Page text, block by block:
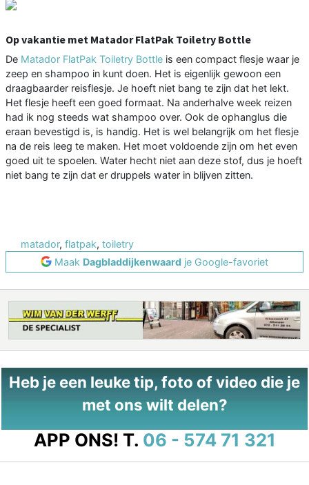
Op vakantie met Matador FlatPak Toiletry Bottle
De Matador FlatPak Toiletry Bottle is een compact flesje waar je
zeep en shampoo in kunt doen. Het is eigenlijk gewoon een
draagbaarder reisflesje. Je hoeft niet bang te zijn dat het lekt.
Het flesje heeft een goed formaat. Na anderhalve week reizen
had ik nog steeds wat shampoo over. Ook de ophanglus die
eraan bevestigd is, is handig. Het is wel belangrijk om het flesje
na de reis leeg te maken. Het moet voldoende zijn om het even
goed uit te spoelen. Water hecht niet aan deze stof, dus je hoeft
niet bang te zijn dat er druppels water in blijven zitten.
matador, flatpak, toiletry
Maak Dagbladdijkenwaard je Google-favoriet
Heb je een leuke tip, foto of video die je
met ons wilt delen?
APP ONS! T. 06 - 574 71 321